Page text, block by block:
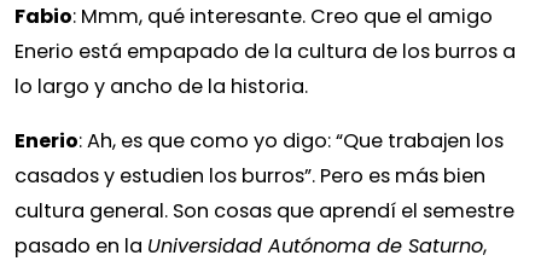
Fabio: Mmm, qué interesante. Creo que el amigo
Enerio está empapado de la cultura de los burros a
lo largo y ancho de la historia.
Enerio: Ah, es que como yo digo: “Que trabajen los
casados y estudien los burros”. Pero es más bien
cultura general. Son cosas que aprendí el semestre
pasado en la Universidad Autónoma de Saturno,